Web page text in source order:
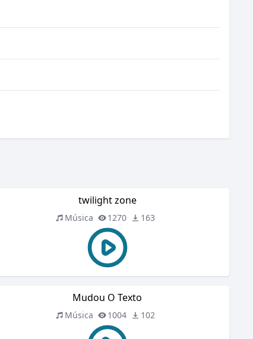
twilight zone
Música 1270 163
Mudou O Texto
Música 1004 102